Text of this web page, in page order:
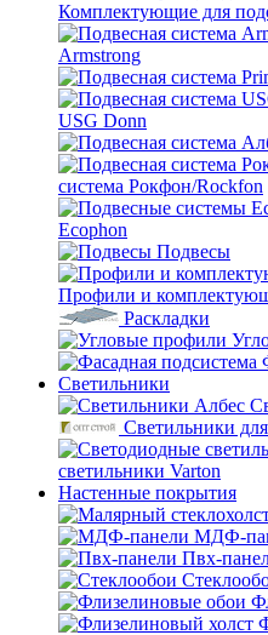
Комплектующие для
Armstrong
USG Donn
система Рокфон/Rockfon
Ecophon
Подвесы
Профили и
Раскладки
Светильники
Светильники
светильники Varton
Настенные покрытия
МДФ-
Пвх-